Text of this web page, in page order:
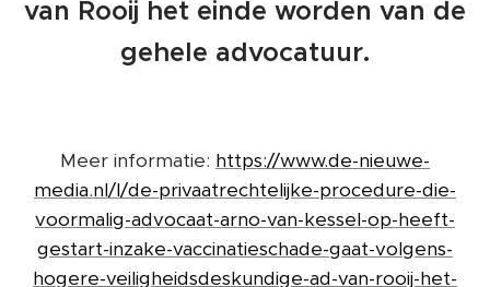
van Rooij het einde worden van de
gehele advocatuur.
Meer informatie: https://www.de-nieuwe-
media.nl/l/de-privaatrechtelijke-procedure-die-
voormalig-advocaat-arno-van-kessel-op-heeft-
gestart-inzake-vaccinatieschade-gaat-volgens-
hogere-veiligheidsdeskundige-ad-van-rooij-het-